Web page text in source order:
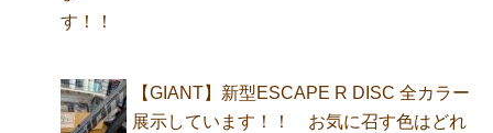
【GIANT】新型ESCAPE R DISC 全カラー
展示しています！！ お気に召す色はどれ